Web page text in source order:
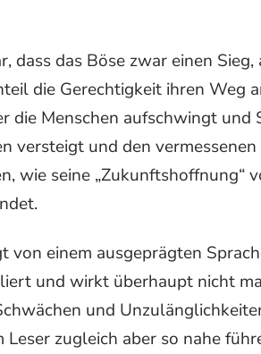
dass das Böse zwar einen
die Gerechtigkeit ihren Weg
die Menschen aufschwingt und
versteigt und den
wie seine „Zukunftshoffnung“
von einem ausgeprägten
und wirkt überhaupt nicht
und
zugleich aber so nahe